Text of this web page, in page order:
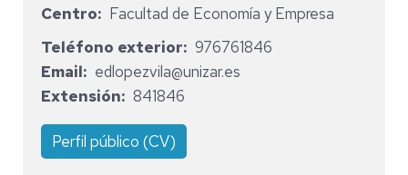
Centro
Facultad de Economía y Empresa
Teléfono exterior
976761846
Email
edlopezvila@unizar.es
Extensión
841846
Perfil público (CV)